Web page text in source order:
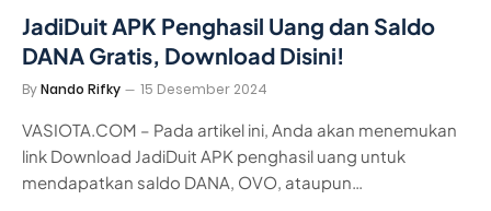
JadiDuit APK Penghasil Uang dan Saldo
DANA Gratis, Download Disini!
ByNando Rifky 15 Desember 2024
VASIOTA.COM – Pada artikel ini, Anda akan menemukan
link Download JadiDuit APK penghasil uang untuk
mendapatkan saldo DANA, OVO, ataupun…